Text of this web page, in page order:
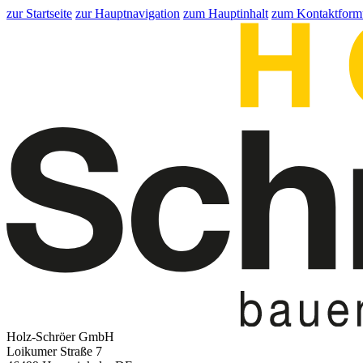
zur Startseite zur Hauptnavigation zum Hauptinhalt zum
Holz-Schröer GmbH
Loikumer Straße 7